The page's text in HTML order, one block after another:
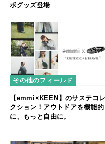
ボグッズ登場
その他のフィールド
【emmi×KEEN】のサステコレ
クション！アウトドアを機能的
に、もっと自由に。